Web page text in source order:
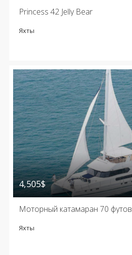
Princess 42 Jelly Bear
Яхты
4,505$
Моторный катамаран 70 футов
Яхты